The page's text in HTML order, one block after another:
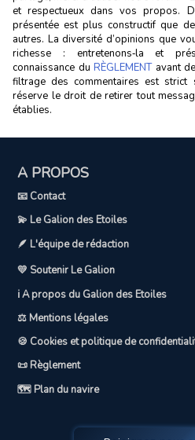
et respectueux dans vos propos.
présentée est plus constructif que
autres. La diversité d’opinions que
richesse : entretenons‑la et
connaissance du RÈGLEMENTavant
filtrage des commentaires est
réserve le droit de retirer tout
établies.
A PROPOS
📧 Contact
💫 Le Galion des Etoiles
🪶 L'équipe de rédaction
💛 Soutenir Le Galion
ℹ️ A propos du Galion des Etoiles
⚖️ Mentions légales
🍪 Cookies et politique de
📜 Règlement
🗺️ Plan du navire